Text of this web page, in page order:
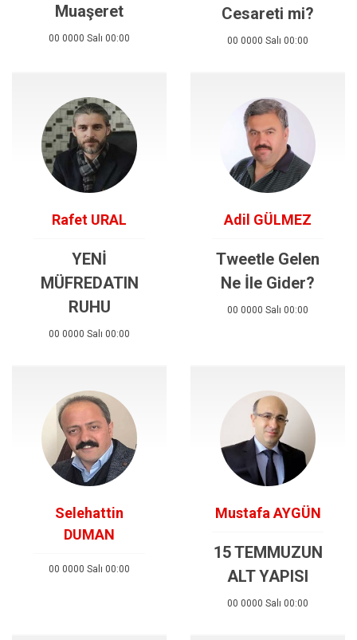
Muaşeret
00 0000 Salı 00:00
Cesareti mi?
00 0000 Salı 00:00
Rafet URAL
YENİ
MÜFREDATIN
RUHU
00 0000 Salı 00:00
Adil GÜLMEZ
Tweetle Gelen
Ne İle Gider?
00 0000 Salı 00:00
Selehattin
DUMAN
00 0000 Salı 00:00
Mustafa AYGÜN
15 TEMMUZUN
ALT YAPISI
00 0000 Salı 00:00